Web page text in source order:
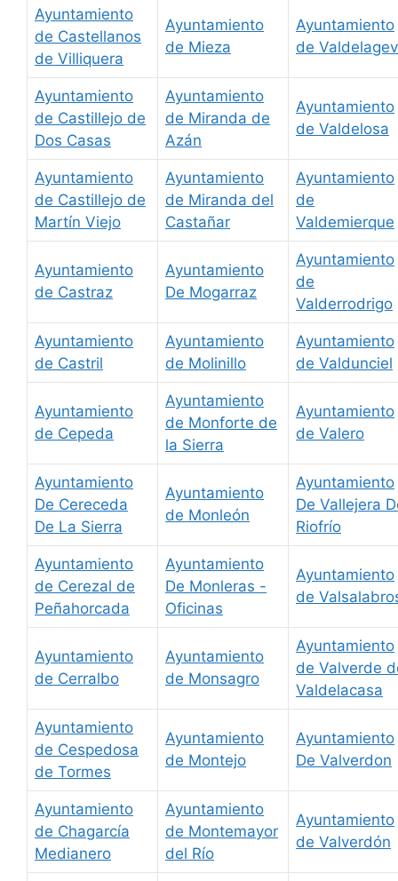
Ayuntamiento
de Castellanos
de Villiquera
Ayuntamiento
de Mieza
Ayuntamiento
de
Ayuntamiento
de Castillejo de
Dos Casas
Ayuntamiento
de Miranda de
Azán
Ayuntamiento
de Valdelosa
Ayuntamiento
de Castillejo de
Martín Viejo
Ayuntamiento
de Miranda del
Castañar
Ayuntamiento
de
Valdemierque
Ayuntamiento
de Castraz
Ayuntamiento
De Mogarraz
Ayuntamiento
de
Valderrodrigo
Ayuntamiento
de Castril
Ayuntamiento
de Molinillo
Ayuntamiento
de Valdunciel
Ayuntamiento
de Cepeda
Ayuntamiento
de Monforte de
la Sierra
Ayuntamiento
de Valero
Ayuntamiento
De Cereceda
De La Sierra
Ayuntamiento
de Monleón
Ayuntamiento
De Vallejera
Riofrío
Ayuntamiento
de Cerezal de
Peñahorcada
Ayuntamiento
De Monleras -
Oficinas
Ayuntamiento
de
Ayuntamiento
de Cerralbo
Ayuntamiento
de Monsagro
Ayuntamiento
de Valverde
Valdelacasa
Ayuntamiento
de Cespedosa
de Tormes
Ayuntamiento
de Montejo
Ayuntamiento
De Valverdon
Ayuntamiento
de Chagarcía
Medianero
Ayuntamiento
de Montemayor
del Río
Ayuntamiento
de Valverdón